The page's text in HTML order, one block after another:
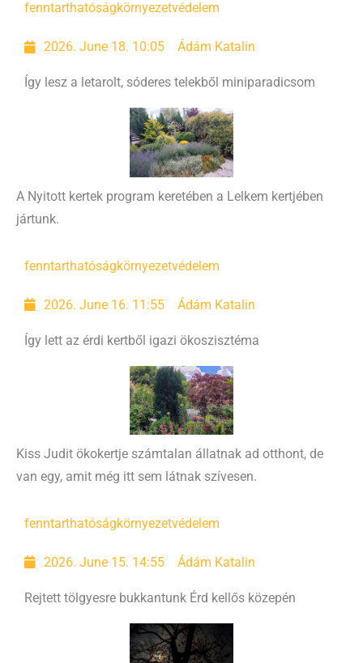
fenntarthatóságkörnyezetvédelem
2026. June 18. 10:05 Ádám Katalin
Így lesz a letarolt, sóderes telekből miniparadicsom
A Nyitott kertek program keretében a Lelkem kertjében
jártunk.
fenntarthatóságkörnyezetvédelem
2026. June 16. 11:55 Ádám Katalin
Így lett az érdi kertből igazi ökoszisztéma
Kiss Judit ökokertje számtalan állatnak ad otthont, de
van egy, amit még itt sem látnak szívesen.
fenntarthatóságkörnyezetvédelem
2026. June 15. 14:55 Ádám Katalin
Rejtett tölgyesre bukkantunk Érd kellős közepén